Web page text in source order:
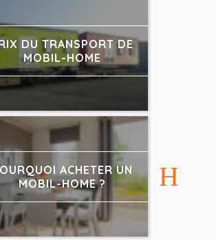
DU TRANSPORT DE
MOBIL-HOME
ACHETER UN
MOBIL-HOME ?